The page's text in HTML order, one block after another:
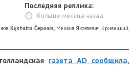
Последняя реплика:
больше месяца назад
,Kęstutis Čeponis, Михаил Яковлевич Кривицкий,
газета AD сообщила,